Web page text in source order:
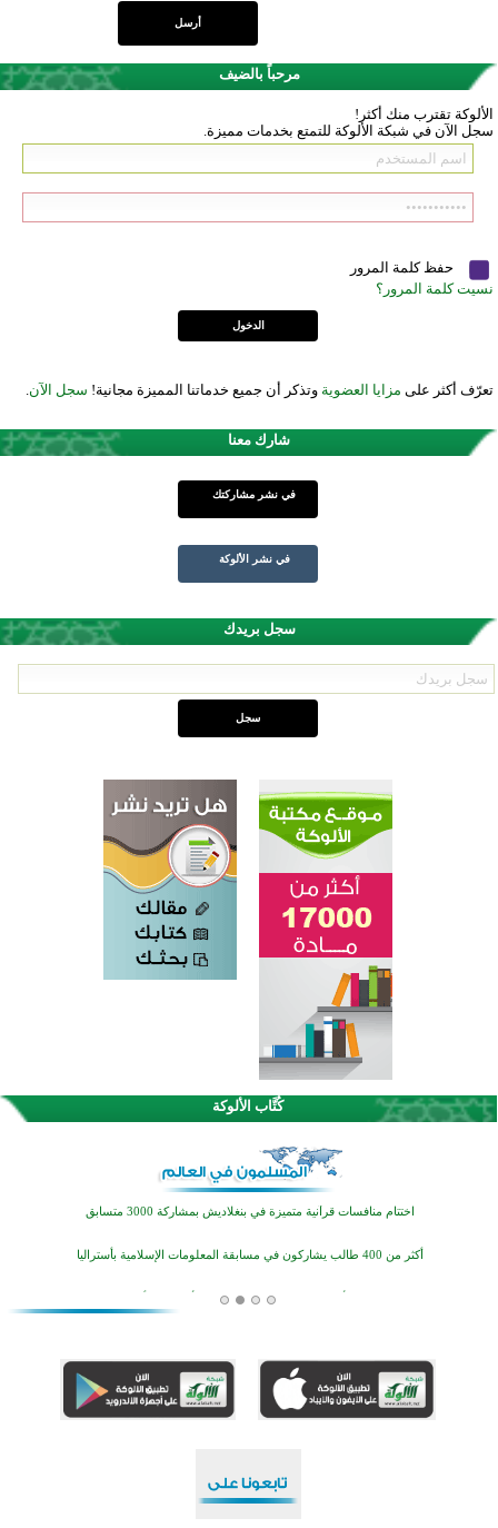
مرحباً بالضيف
الألوكة تقترب منك أكثر!
سجل الآن في شبكة الألوكة للتمتع بخدمات مميزة.
حفظ كلمة المرور
نسيت كلمة المرور؟
تعرّف أكثر على مزايا العضوية وتذكر أن جميع خدماتنا المميزة مجانية! سجل الآن
شارك معنا
في نشر مشاركتك
في نشر الألوكة
سجل بريدك
كُتَّاب الألوكة
اختتام الدورة التاسعة لمسابقة حفظ وتلاوة القرآن الكريم في أزناكاييف
تيسليتش تختتم برنامجا تعليميا لتعزيز القيم وبناء الشخصية للشباب المسلمين
اختتام منافسات قرآنية متميزة في بنغلاديش بمشاركة 3000 متسابق
القرآن والتربية في صدارة البرامج الصيفية للمسلمين في بينزا وساراتوف وموردوفيا هذا العام
اختتام الدورة التاسعة لمسابقة حفظ وتلاوة القرآن الكريم في أزناكاييف
اختتام منافسات قرآنية متميزة في بنغلاديش بمشاركة 3000 متسابق